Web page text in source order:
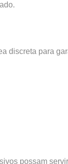
discreta para
possam